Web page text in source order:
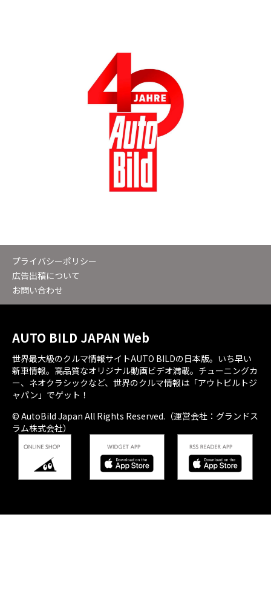
プライバシーポリシー
広告出稿について
お問い合わせ
AUTO BILD JAPAN Web
世界最大級のクルマ情報サイトAUTO BILDの日本版。いち早い
新車情報。高品質なオリジナル動画ビデオ満載。チューニングカ
ー、ネオクラシックなど、世界のクルマ情報は「アウトビルトジ
ャパン」でゲット！
© AutoBild Japan All Rights Reserved.（運営会社：グランドス
ラム株式会社）